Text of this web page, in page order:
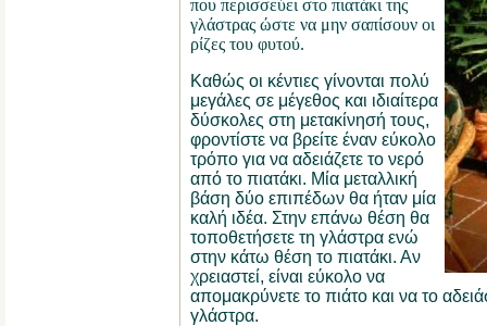
που περισσεύει στο πιατάκι της
γλάστρας ώστε να μην σαπίσουν οι
ρίζες του φυτού.
Καθώς οι κέντιες γίνονται πολύ
μεγάλες σε μέγεθος και ιδιαίτερα
δύσκολες στη μετακίνησή τους,
φροντίστε να βρείτε έναν εύκολο
τρόπο για να αδειάζετε το νερό
από το πιατάκι. Μία μεταλλική
βάση δύο επιπέδων θα ήταν μία
καλή ιδέα. Στην επάνω θέση θα
τοποθετήσετε τη γλάστρα ενώ
στην κάτω θέση το πιατάκι. Αν
χρειαστεί, είναι εύκολο να
απομακρύνετε το πιάτο και να το
γλάστρα.